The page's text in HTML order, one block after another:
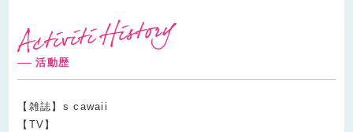
活動歴
【雑誌】s cawaii
【TV】